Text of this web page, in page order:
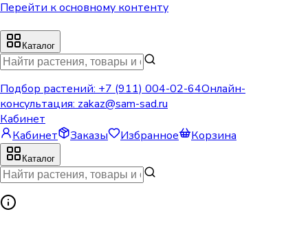
Перейти к основному контенту
Каталог
Подбор растений: +7 (911) 004-02-64Онлайн-
консультация: zakaz@sam-sad.ru
Кабинет
Кабинет
Заказы Избранное Корзина
Каталог